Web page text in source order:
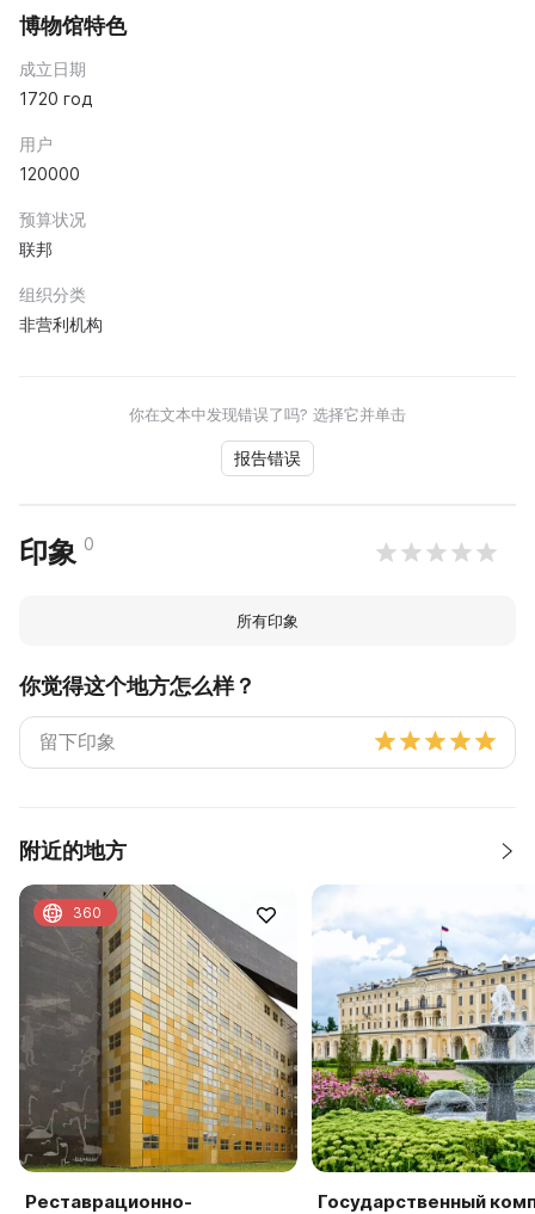
博物馆特色
成立日期
1720 год
用户
120000
预算状况
联邦
组织分类
非营利机构
你在文本中发现错误了吗? 选择它并单击
报告错误
印象 0
所有印象
你觉得这个地方怎么样？
附近的地方
Реставрационно-
360
Государственный